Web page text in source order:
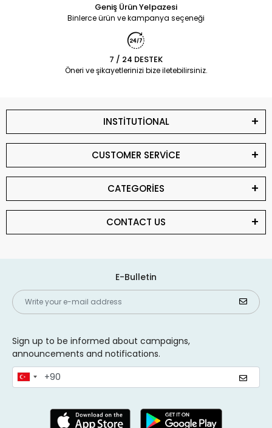
Geniş Ürün Yelpazesi
Binlerce ürün ve kampanya seçeneği
7 / 24 DESTEK
Öneri ve şikayetlerinizi bize iletebilirsiniz.
INSTİTUTİONAL
CUSTOMER SERVİCE
CATEGORİES
CONTACT US
E-Bulletin
Sign up to be informed about campaigns,
announcements and notifications.